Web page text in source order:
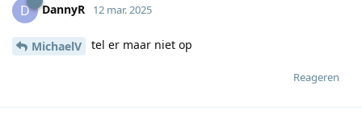
D DannyR 12 mar. 2025
MichaelV tel er maar niet op
Reageren